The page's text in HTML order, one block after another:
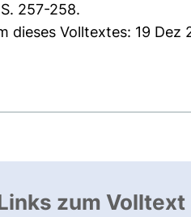
257-258.
dieses Volltextes: 19 Dez
zum Volltext